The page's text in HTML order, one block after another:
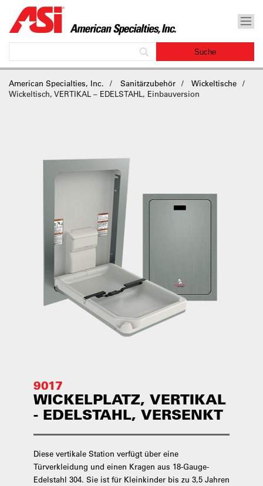
American Specialties, Inc. Sanitärzubehör
Wickeltische
Wickeltisch, VERTIKAL – EDELSTAHL, Einbauversion
9017
WICKELPLATZ, VERTIKAL
- EDELSTAHL, VERSENKT
Diese vertikale Station verfügt über eine
Türverkleidung und einen Kragen aus 18-Gauge-
Edelstahl 304. Sie ist für Kleinkinder bis zu 3,5 Jahren